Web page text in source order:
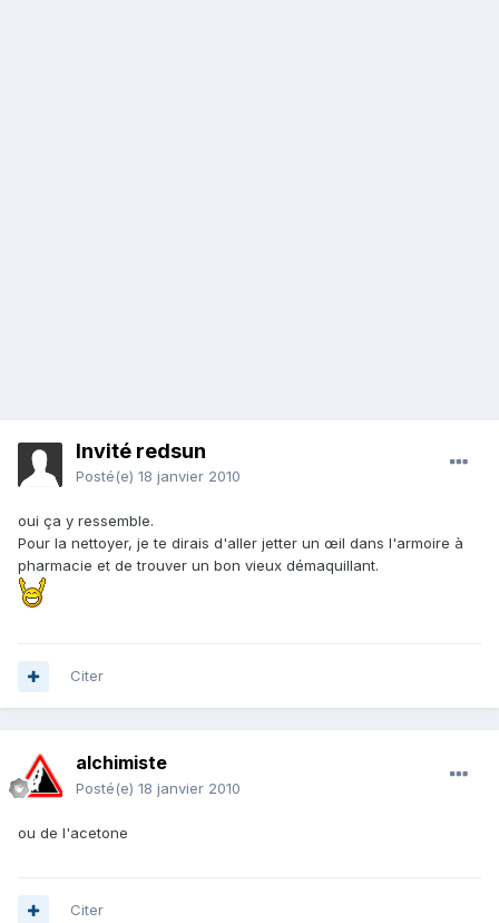
Invité redsun
Posté(e) 18 janvier 2010
oui ça y ressemble.
Pour la nettoyer, je te dirais d'aller jetter un œil dans l'armoire à
pharmacie et de trouver un bon vieux démaquillant.
Citer
alchimiste
Posté(e) 18 janvier 2010
ou de l'acetone
Citer